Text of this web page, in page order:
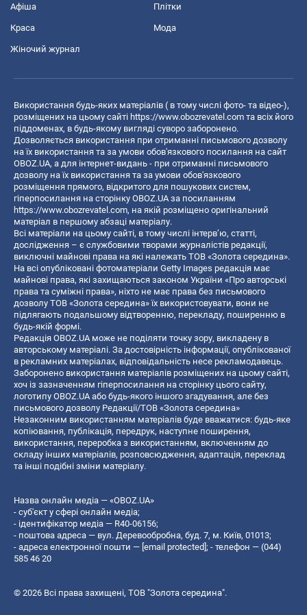
Афіша Плітки
Краса Мода
Жіночий журнал
Використання будь-яких матеріалів ( в тому числі фото- та відео-),
розміщених на цьому сайті https://www.obozrevatel.com та всіх його
піддоменах, в будь-якому вигляді суворо заборонено.
Дозволяється використання при отриманні письмового дозволу
на їх використання та за умови обов'язкового посилання на сайт
OBOZ.UA, а для інтернет-видань - при отриманні письмового
дозволу на їх використання та за умови обов'язкового
розміщення прямого, відкритого для пошукових систем,
гіперпосилання на сторінку OBOZ.UA за посиланням
https://www.obozrevatel.com, на якій розміщено оригінальний
матеріал в першому абзаці матеріалу.
Всі матеріали на цьому сайті, в тому числі інтерв’ю, статті,
дослідження – є службовими творами журналістів редакції,
виключні майнові права на які належать ТОВ «Золота середина».
На всі опубліковані фотоматеріали Getty Images редакція має
майнові права, які захищаються законом України «Про авторські
права та суміжні права», ніхто не має права без письмового
дозволу ТОВ «Золота середина» їх використовувати, вони не
підлягають подальшому відтворенню, перекладу, поширенню в
будь-якій формі.
Редакція OBOZ.UA може не поділяти точку зору, викладену в
авторському матеріалі. За достовірність інформації, опублікованої
в рекламних матеріалах, відповідальність несе рекламодавець.
Заборонено використання матеріалів розміщених на цьому сайті,
хоч із зазначенням гіперпосилання на сторінку цього сайту,
логотипу OBOZ.UA або будь-якого іншого згадування, але без
письмового дозволу Редакції/ТОВ «Золота середина»
Незаконним використанням матеріалів буде вважатися: будь-яке
копiювання, публiкацiя, передрук, наступне поширення,
використання, переробка з використанням, включенням до
складу інших матеріалів, розповсюдження, адаптація, переклад
та інші подібні зміни матеріалу.
Назва онлайн медіа — «OBOZ.UA»
- суб'єкт у сфері онлайн медіа;
- ідентифікатор медіа — R40-06156;
- поштова адреса — вул. Деревообробна, буд. 7, м. Київ, 01013;
- адреса електронної пошти — [email protected]; - телефон — (044)
585 46 20
© 2026 Всі права захищені, ТОВ "Золота середина".